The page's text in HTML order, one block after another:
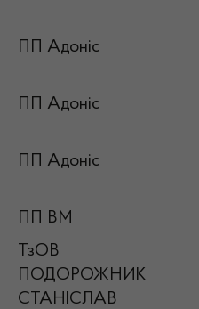
ПП Адоніс
ПП Адоніс
ПП Адоніс
ПП ВМ
ТзОВ
ПОДОРОЖНИК
СТАНІСЛАВ